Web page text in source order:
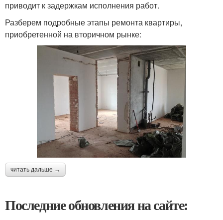
приводит к задержкам исполнения работ.
Разберем подробные этапы ремонта квартиры,
приобретенной на вторичном рынке:
читать дальше →
Последние обновления на сайте: